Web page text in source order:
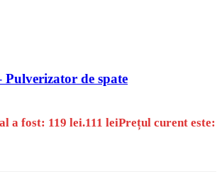
de spate
a fost: 119 lei.111 leiPrețul curent este: